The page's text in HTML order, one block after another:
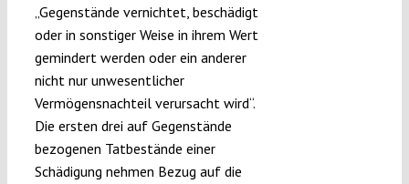
„Gegenstände vernichtet, beschädigt
oder in sonstiger Weise in ihrem Wert
gemindert werden oder ein anderer
nicht nur unwesentlicher
Vermögensnachteil verursacht wird“.
Die ersten drei auf Gegenstände
bezogenen Tatbestände einer
Schädigung nehmen Bezug auf die